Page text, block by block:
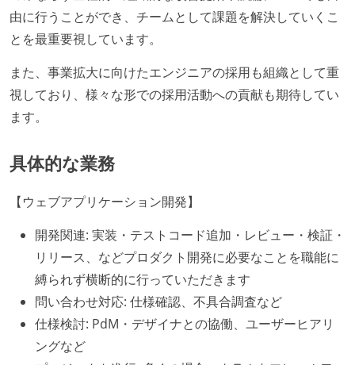
由に行うことができ、チームとして課題を解決していくこ
とを最重要視しています。
また、事業拡大に向けたエンジニアの採用も組織として重
視しており、様々な形での採用活動への貢献も期待してい
ます。
具体的な業務
【ウェブアプリケーション開発】
開発関連: 実装・テストコード追加・レビュー・検証・
リリース、などプロダクト開発に必要なことを職能に
縛られず横断的に行っていただきます
問い合わせ対応: 仕様確認、不具合調査など
仕様検討: PdM・デザイナとの協働、ユーザーヒアリ
ングなど